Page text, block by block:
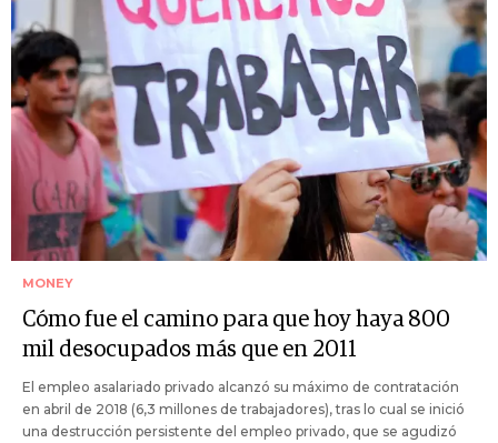
MONEY
Cómo fue el camino para que hoy haya 800
mil desocupados más que en 2011
El empleo asalariado privado alcanzó su máximo de contratación
en abril de 2018 (6,3 millones de trabajadores), tras lo cual se inició
una destrucción persistente del empleo privado, que se agudizó